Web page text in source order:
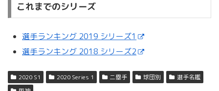
これまでのシリーズ
選手ランキング 2019 シリーズ1
選手ランキング 2018 シリーズ2
2020 S1 2020 Series 1 二塁手 球団別
選手名鑑